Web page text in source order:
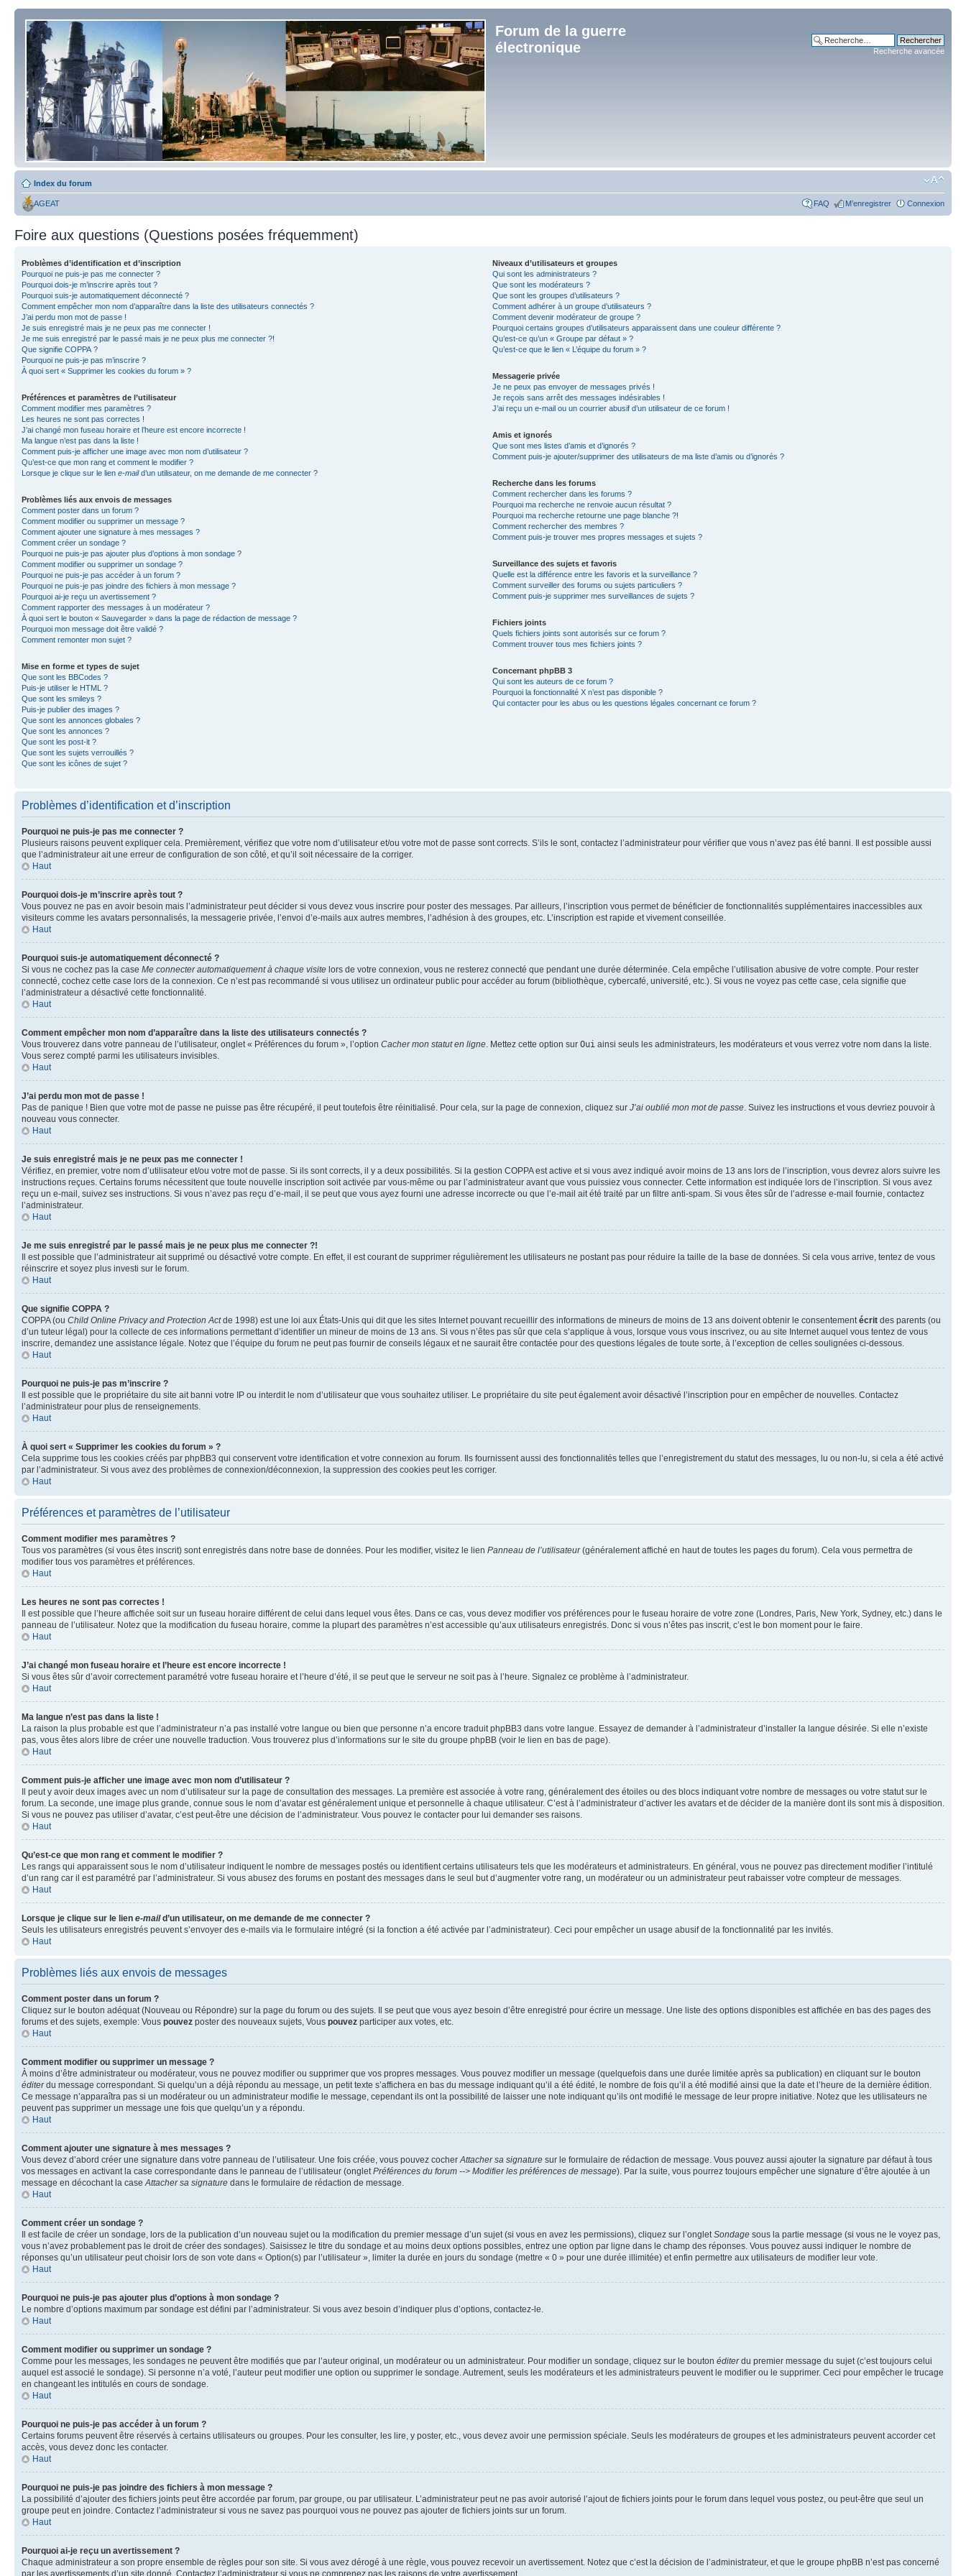
Forum de la guerre
électronique
Recherche avancée
Index du forum
AGEAT FAQ M’enregistrer Connexion
Foire aux questions (Questions posées fréquemment)
Problèmes d’identification et d’inscription
Pourquoi ne puis-je pas me connecter ?
Pourquoi dois-je m’inscrire après tout ?
Pourquoi suis-je automatiquement déconnecté ?
Comment empêcher mon nom d’apparaître dans la liste des utilisateurs connectés ?
J’ai perdu mon mot de passe !
Je suis enregistré mais je ne peux pas me connecter !
Je me suis enregistré par le passé mais je ne peux plus me connecter ?!
Que signifie COPPA ?
Pourquoi ne puis-je pas m’inscrire ?
À quoi sert « Supprimer les cookies du forum » ?
Préférences et paramètres de l’utilisateur
Comment modifier mes paramètres ?
Les heures ne sont pas correctes !
J’ai changé mon fuseau horaire et l’heure est encore incorrecte !
Ma langue n’est pas dans la liste !
Comment puis-je afficher une image avec mon nom d’utilisateur ?
Qu’est-ce que mon rang et comment le modifier ?
Lorsque je clique sur le lien e-maild’un utilisateur, on me demande de me connecter ?
Problèmes liés aux envois de messages
Comment poster dans un forum ?
Comment modifier ou supprimer un message ?
Comment ajouter une signature à mes messages ?
Comment créer un sondage ?
Pourquoi ne puis-je pas ajouter plus d’options à mon sondage ?
Comment modifier ou supprimer un sondage ?
Pourquoi ne puis-je pas accéder à un forum ?
Pourquoi ne puis-je pas joindre des fichiers à mon message ?
Pourquoi ai-je reçu un avertissement ?
Comment rapporter des messages à un modérateur ?
À quoi sert le bouton « Sauvegarder » dans la page de rédaction de message ?
Pourquoi mon message doit être validé ?
Comment remonter mon sujet ?
Mise en forme et types de sujet
Que sont les BBCodes ?
Puis-je utiliser le HTML ?
Que sont les smileys ?
Puis-je publier des images ?
Que sont les annonces globales ?
Que sont les annonces ?
Que sont les post-it ?
Que sont les sujets verrouillés ?
Que sont les icônes de sujet ?
Niveaux d’utilisateurs et groupes
Qui sont les administrateurs ?
Que sont les modérateurs ?
Que sont les groupes d’utilisateurs ?
Comment adhérer à un groupe d’utilisateurs ?
Comment devenir modérateur de groupe ?
Pourquoi certains groupes d’utilisateurs apparaissent dans une couleur différente ?
Qu’est-ce qu’un « Groupe par défaut » ?
Qu’est-ce que le lien « L’équipe du forum » ?
Messagerie privée
Je ne peux pas envoyer de messages privés !
Je reçois sans arrêt des messages indésirables !
J’ai reçu un e-mail ou un courrier abusif d’un utilisateur de ce forum !
Amis et ignorés
Que sont mes listes d’amis et d’ignorés ?
Comment puis-je ajouter/supprimer des utilisateurs de ma liste d’amis ou d’ignorés ?
Recherche dans les forums
Comment rechercher dans les forums ?
Pourquoi ma recherche ne renvoie aucun résultat ?
Pourquoi ma recherche retourne une page blanche ?!
Comment rechercher des membres ?
Comment puis-je trouver mes propres messages et sujets ?
Surveillance des sujets et favoris
Quelle est la différence entre les favoris et la surveillance ?
Comment surveiller des forums ou sujets particuliers ?
Comment puis-je supprimer mes surveillances de sujets ?
Fichiers joints
Quels fichiers joints sont autorisés sur ce forum ?
Comment trouver tous mes fichiers joints ?
Concernant phpBB 3
Qui sont les auteurs de ce forum ?
Pourquoi la fonctionnalité X n’est pas disponible ?
Qui contacter pour les abus ou les questions légales concernant ce forum ?
Problèmes d’identification et d’inscription
Pourquoi ne puis-je pas me connecter ?
Plusieurs raisons peuvent expliquer cela. Premièrement, vérifiez que votre nom d’utilisateur et/ou votre mot de passe sont corrects. S’ils le sont, contactez l’administrateur pour vérifier que vous n’avez pas été banni. Il est possible aussi
que l’administrateur ait une erreur de configuration de son côté, et qu’il soit nécessaire de la corriger.
Haut
Pourquoi dois-je m’inscrire après tout ?
Vous pouvez ne pas en avoir besoin mais l’administrateur peut décider si vous devez vous inscrire pour poster des messages. Par ailleurs, l’inscription vous permet de bénéficier de fonctionnalités supplémentaires inaccessibles aux
visiteurs comme les avatars personnalisés, la messagerie privée, l’envoi d’e-mails aux autres membres, l’adhésion à des groupes, etc. L’inscription est rapide et vivement conseillée.
Haut
Pourquoi suis-je automatiquement déconnecté ?
Si vous ne cochez pas la case Me connecter automatiquement à chaque visite lors de votre connexion, vous ne resterez connecté que pendant une durée déterminée. Cela empêche l’utilisation abusive de votre compte. Pour rester
connecté, cochez cette case lors de la connexion. Ce n’est pas recommandé si vous utilisez un ordinateur public pour accéder au forum (bibliothèque, cybercafé, université, etc.). Si vous ne voyez pas cette case, cela signifie que
l’administrateur a désactivé cette fonctionnalité.
Haut
Comment empêcher mon nom d’apparaître dans la liste des utilisateurs connectés ?
Vous trouverez dans votre panneau de l’utilisateur, onglet « Préférences du forum », l’option Cacher mon statut en ligne. Mettez cette option sur Oui ainsi seuls les administrateurs, les modérateurs et vous verrez votre nom dans la liste.
Vous serez compté parmi les utilisateurs invisibles.
Haut
J’ai perdu mon mot de passe !
Pas de panique ! Bien que votre mot de passe ne puisse pas être récupéré, il peut toutefois être réinitialisé. Pour cela, sur la page de connexion, cliquez sur J’ai oublié mon mot de passe. Suivez les instructions et vous devriez pouvoir à
nouveau vous connecter.
Haut
Je suis enregistré mais je ne peux pas me connecter !
Vérifiez, en premier, votre nom d’utilisateur et/ou votre mot de passe. Si ils sont corrects, il y a deux possibilités. Si la gestion COPPA est active et si vous avez indiqué avoir moins de 13 ans lors de l’inscription, vous devrez alors suivre les
instructions reçues. Certains forums nécessitent que toute nouvelle inscription soit activée par vous-même ou par l’administrateur avant que vous puissiez vous connecter. Cette information est indiquée lors de l’inscription. Si vous avez
reçu un e-mail, suivez ses instructions. Si vous n’avez pas reçu d’e-mail, il se peut que vous ayez fourni une adresse incorrecte ou que l’e-mail ait été traité par un filtre anti-spam. Si vous êtes sûr de l’adresse e-mail fournie, contactez
l’administrateur.
Haut
Je me suis enregistré par le passé mais je ne peux plus me connecter ?!
Il est possible que l’administrateur ait supprimé ou désactivé votre compte. En effet, il est courant de supprimer régulièrement les utilisateurs ne postant pas pour réduire la taille de la base de données. Si cela vous arrive, tentez de vous
réinscrire et soyez plus investi sur le forum.
Haut
Que signifie COPPA ?
COPPA (ou Child Online Privacy and Protection Actde 1998) est une loi aux États-Unis qui dit que les sites Internet pouvant recueillir des informations de mineurs de moins de 13 ans doivent obtenir le consentementécrit des parents (ou
d’un tuteur légal) pour la collecte de ces informations permettant d’identifier un mineur de moins de 13 ans. Si vous n’êtes pas sûr que cela s’applique à vous, lorsque vous vous inscrivez, ou au site Internet auquel vous tentez de vous
inscrire, demandez une assistance légale. Notez que l’équipe du forum ne peut pas fournir de conseils légaux et ne saurait être contactée pour des questions légales de toute sorte, à l’exception de celles soulignées ci-dessous.
Haut
Pourquoi ne puis-je pas m’inscrire ?
Il est possible que le propriétaire du site ait banni votre IP ou interdit le nom d’utilisateur que vous souhaitez utiliser. Le propriétaire du site peut également avoir désactivé l’inscription pour en empêcher de nouvelles. Contactez
l’administrateur pour plus de renseignements.
Haut
À quoi sert « Supprimer les cookies du forum » ?
Cela supprime tous les cookies créés par phpBB3 qui conservent votre identification et votre connexion au forum. Ils fournissent aussi des fonctionnalités telles que l’enregistrement du statut des messages, lu ou non-lu, si cela a été activé
par l’administrateur. Si vous avez des problèmes de connexion/déconnexion, la suppression des cookies peut les corriger.
Haut
Préférences et paramètres de l’utilisateur
Comment modifier mes paramètres ?
Tous vos paramètres (si vous êtes inscrit) sont enregistrés dans notre base de données. Pour les modifier, visitez le lien Panneau de l’utilisateur(généralement affiché en haut de toutes les pages du forum). Cela vous permettra de
modifier tous vos paramètres et préférences.
Haut
Les heures ne sont pas correctes !
Il est possible que l’heure affichée soit sur un fuseau horaire différent de celui dans lequel vous êtes. Dans ce cas, vous devez modifier vos préférences pour le fuseau horaire de votre zone (Londres, Paris, New York, Sydney, etc.) dans le
panneau de l’utilisateur. Notez que la modification du fuseau horaire, comme la plupart des paramètres n’est accessible qu’aux utilisateurs enregistrés. Donc si vous n’êtes pas inscrit, c’est le bon moment pour le faire.
Haut
J’ai changé mon fuseau horaire et l’heure est encore incorrecte !
Si vous êtes sûr d’avoir correctement paramétré votre fuseau horaire et l’heure d’été, il se peut que le serveur ne soit pas à l’heure. Signalez ce problème à l’administrateur.
Haut
Ma langue n’est pas dans la liste !
La raison la plus probable est que l’administrateur n’a pas installé votre langue ou bien que personne n’a encore traduit phpBB3 dans votre langue. Essayez de demander à l’administrateur d’installer la langue désirée. Si elle n’existe
pas, vous êtes alors libre de créer une nouvelle traduction. Vous trouverez plus d’informations sur le site du groupe phpBB (voir le lien en bas de page).
Haut
Comment puis-je afficher une image avec mon nom d’utilisateur ?
Il peut y avoir deux images avec un nom d’utilisateur sur la page de consultation des messages. La première est associée à votre rang, généralement des étoiles ou des blocs indiquant votre nombre de messages ou votre statut sur le
forum. La seconde, une image plus grande, connue sous le nom d’avatar est généralement unique et personnelle à chaque utilisateur. C’est à l’administrateur d’activer les avatars et de décider de la manière dont ils sont mis à disposition.
Si vous ne pouvez pas utiliser d’avatar, c’est peut-être une décision de l’administrateur. Vous pouvez le contacter pour lui demander ses raisons.
Haut
Qu’est-ce que mon rang et comment le modifier ?
Les rangs qui apparaissent sous le nom d’utilisateur indiquent le nombre de messages postés ou identifient certains utilisateurs tels que les modérateurs et administrateurs. En général, vous ne pouvez pas directement modifier l’intitulé
d’un rang car il est paramétré par l’administrateur. Si vous abusez des forums en postant des messages dans le seul but d’augmenter votre rang, un modérateur ou un administrateur peut rabaisser votre compteur de messages.
Haut
Lorsque je clique sur le lien e-maild’un utilisateur, on me demande de me connecter ?
Seuls les utilisateurs enregistrés peuvent s’envoyer des e-mails via le formulaire intégré (si la fonction a été activée par l’administrateur). Ceci pour empêcher un usage abusif de la fonctionnalité par les invités.
Haut
Problèmes liés aux envois de messages
Comment poster dans un forum ?
Cliquez sur le bouton adéquat (Nouveau ou Répondre) sur la page du forum ou des sujets. Il se peut que vous ayez besoin d’être enregistré pour écrire un message. Une liste des options disponibles est affichée en bas des pages des
forums et des sujets, exemple: Vous pouvez poster des nouveaux sujets, Vous pouvez participer aux votes, etc.
Haut
Comment modifier ou supprimer un message ?
À moins d’être administrateur ou modérateur, vous ne pouvez modifier ou supprimer que vos propres messages. Vous pouvez modifier un message (quelquefois dans une durée limitée après sa publication) en cliquant sur le bouton
éditerdu message correspondant. Si quelqu’un a déjà répondu au message, un petit texte s’affichera en bas du message indiquant qu’il a été édité, le nombre de fois qu’il a été modifié ainsi que la date et l’heure de la dernière édition.
Ce message n’apparaîtra pas si un modérateur ou un administrateur modifie le message, cependant ils ont la possibilité de laisser une note indiquant qu’ils ont modifié le message de leur propre initiative. Notez que les utilisateurs ne
peuvent pas supprimer un message une fois que quelqu’un y a répondu.
Haut
Comment ajouter une signature à mes messages ?
Vous devez d’abord créer une signature dans votre panneau de l’utilisateur. Une fois créée, vous pouvez cocherAttacher sa signature sur le formulaire de rédaction de message. Vous pouvez aussi ajouter la signature par défaut à tous
vos messages en activant la case correspondante dans le panneau de l’utilisateur (ongletPréférences du forum --> Modifier les préférences de message). Par la suite, vous pourrez toujours empêcher une signature d’être ajoutée à un
message en décochant la caseAttacher sa signature dans le formulaire de rédaction de message.
Haut
Comment créer un sondage ?
Il est facile de créer un sondage, lors de la publication d’un nouveau sujet ou la modification du premier message d’un sujet (si vous en avez les permissions), cliquez sur l’ongletSondage sous la partie message (si vous ne le voyez pas,
vous n’avez probablement pas le droit de créer des sondages). Saisissez le titre du sondage et au moins deux options possibles, entrez une option par ligne dans le champ des réponses. Vous pouvez aussi indiquer le nombre de
réponses qu’un utilisateur peut choisir lors de son vote dans « Option(s) par l’utilisateur », limiter la durée en jours du sondage (mettre « 0 » pour une durée illimitée) et enfin permettre aux utilisateurs de modifier leur vote.
Haut
Pourquoi ne puis-je pas ajouter plus d’options à mon sondage ?
Le nombre d’options maximum par sondage est défini par l’administrateur. Si vous avez besoin d’indiquer plus d’options, contactez-le.
Haut
Comment modifier ou supprimer un sondage ?
Comme pour les messages, les sondages ne peuvent être modifiés que par l’auteur original, un modérateur ou un administrateur. Pour modifier un sondage, cliquez sur le bouton éditerdu premier message du sujet (c’est toujours celui
auquel est associé le sondage). Si personne n’a voté, l’auteur peut modifier une option ou supprimer le sondage. Autrement, seuls les modérateurs et les administrateurs peuvent le modifier ou le supprimer. Ceci pour empêcher le trucage
en changeant les intitulés en cours de sondage.
Haut
Pourquoi ne puis-je pas accéder à un forum ?
Certains forums peuvent être réservés à certains utilisateurs ou groupes. Pour les consulter, les lire, y poster, etc., vous devez avoir une permission spéciale. Seuls les modérateurs de groupes et les administrateurs peuvent accorder cet
accès, vous devez donc les contacter.
Haut
Pourquoi ne puis-je pas joindre des fichiers à mon message ?
La possibilité d’ajouter des fichiers joints peut être accordée par forum, par groupe, ou par utilisateur. L’administrateur peut ne pas avoir autorisé l’ajout de fichiers joints pour le forum dans lequel vous postez, ou peut-être que seul un
groupe peut en joindre. Contactez l’administrateur si vous ne savez pas pourquoi vous ne pouvez pas ajouter de fichiers joints sur un forum.
Haut
Pourquoi ai-je reçu un avertissement ?
Chaque administrateur a son propre ensemble de règles pour son site. Si vous avez dérogé à une règle, vous pouvez recevoir un avertissement. Notez que c’est la décision de l’administrateur, et que le groupe phpBB n’est pas concerné
par les avertissements d’un site donné. Contactez l’administrateur si vous ne comprenez pas les raisons de votre avertissement.